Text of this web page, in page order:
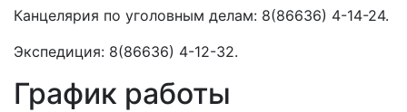
Канцелярия по уголовным делам: 8(86636) 4-14-24.
Экспедиция: 8(86636) 4-12-32.
График работы